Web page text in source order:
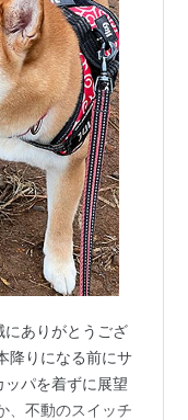
にありがとうござ
降りになる前にサ
パを着ずに展望
、不動のスイッチ